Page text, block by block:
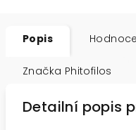
Popis
Značka Phitofilos
Detailní popis